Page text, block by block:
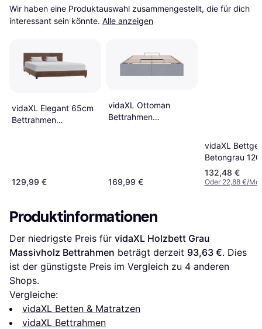
Wir haben eine Produktauswahl zusammengestellt, die für dich
interessant sein könnte. Alle anzeigen
vidaXL Elegant 65cm
Bettrahmen
129,99 €
vidaXL Ottoman
Bettrahmen
169,99 €
vidaXL
Betongrau
cm Grau Weiß
Bettrahmen
132,48 €
Oder 22,88 €/
Produktinformationen
Der niedrigste Preis für vidaXL Holzbett Grau
Massivholz Bettrahmen beträgt derzeit 93,63 €. Dies
ist der günstigste Preis im Vergleich zu 4 anderen
Shops.
Vergleiche:
vidaXL Betten & Matratzen
vidaXL Bettrahmen